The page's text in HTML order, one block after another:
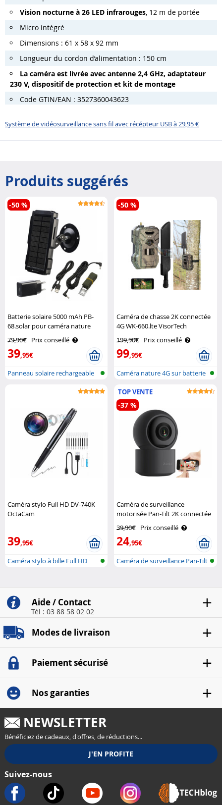
Vision nocturne à 26 LED infrarouges, 12 m de portée
Micro intégré
Dimensions : 61 x 58 x 92 mm
Longueur du cordon d’alimentation : 150 cm
La caméra est livrée avec antenne 2,4 GHz, adaptateur
230 V, dispositif de protection et kit de montage
Code GTIN/EAN : 3527360043623
Système de vidéosurveillance sans fil avec récépteur USB à 29,95 €
Produits suggérés
Batterie solaire 5000 mAh PB-
68.solar pour caméra nature
79,90€ Prix conseillé
39,95€
-50 %
Panneau solaire rechargeable
Caméra de chasse 2K connectée
4G WK-660.lte VisorTech
199,90€ Prix conseillé
99,95€
-50 %
Caméra nature 4G sur batterie
Caméra stylo Full HD DV-740K
OctaCam
39,95€
Caméra stylo à bille Full HD
TOP VENTE
Caméra de surveillance
motorisée Pan-Tilt 2K connectée
39,90€ Prix conseillé
24,95€
-37 %
Caméra de surveillance Pan-Tilt
Aide / Contact
Tél : 03 88 58 02 02
Modes de livraison
Paiement sécurisé
Nos garanties
NEWSLETTER
Bénéficiez de cadeaux, d'offres, de réductions...
Suivez-nous